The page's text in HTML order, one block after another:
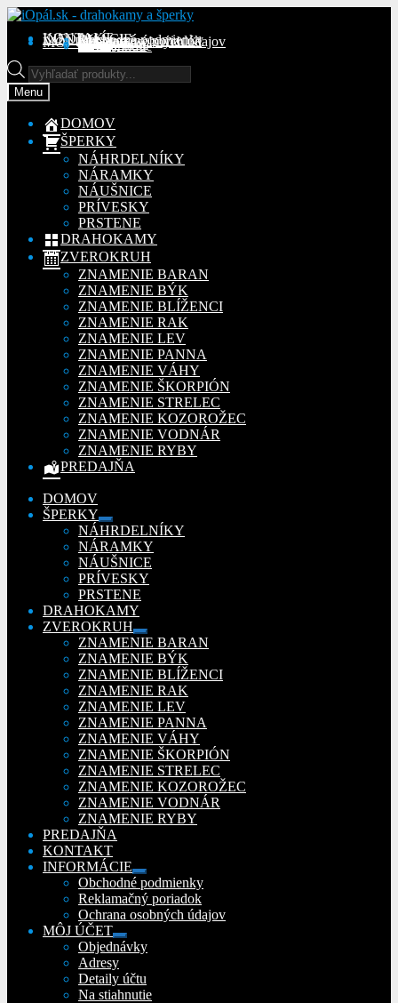
Preskočiť
navigáciu
Preskočiť
obsah
KONTAKT
INFORMÁCIE
Obchodné podmienky
Reklamačný poriadok
Ochrana osobných údajov
MÔJ ÚČETObjednávky
Adresy
Detaily účtu
Na stiahnutie
Products
search
Menu
DOMOV
ŠPERKY
NÁHRDELNÍKY
NÁRAMKY
NÁUŠNICE
PRÍVESKY
PRSTENE
DRAHOKAMY
ZVEROKRUH
ZNAMENIE BARAN
ZNAMENIE BÝK
ZNAMENIE BLÍŽENCI
ZNAMENIE RAK
ZNAMENIE LEV
ZNAMENIE PANNA
ZNAMENIE VÁHY
ZNAMENIE ŠKORPIÓN
ZNAMENIE STRELEC
ZNAMENIE KOZOROŽEC
ZNAMENIE VODNÁR
ZNAMENIE RYBY
PREDAJŇA
DOMOV
ŠPERKY
Rozbaliť
podradené
menu
NÁHRDELNÍKY
NÁRAMKY
NÁUŠNICE
PRÍVESKY
PRSTENE
DRAHOKAMY
ZVEROKRUH
Rozbaliť
podradené
menu
ZNAMENIE BARAN
ZNAMENIE BÝK
ZNAMENIE BLÍŽENCI
ZNAMENIE RAK
ZNAMENIE LEV
ZNAMENIE PANNA
ZNAMENIE VÁHY
ZNAMENIE ŠKORPIÓN
ZNAMENIE STRELEC
ZNAMENIE KOZOROŽEC
ZNAMENIE VODNÁR
ZNAMENIE RYBY
PREDAJŇA
KONTAKT
INFORMÁCIE
Rozbaliť
podradené
menu
Obchodné podmienky
Reklamačný poriadok
Ochrana osobných údajov
MÔJ ÚČET
Rozbaliť
podradené
Objednávky
Adresy
Detaily účtu
Na stiahnutie